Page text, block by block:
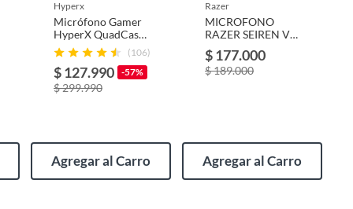
hyperx
Micrófono Gamer
HyperX QuadCast
2 USB, Ideal para
Gaming y
Streaming, Calidad
de Sonido
Profesional
(106)
$ 127.990 -57%
$ 299.990
Agregar al Carro
razer
MICROFONO
RAZER SEIREN V3
CHROMA
$ 177.000
$ 189.000
Agregar al Carro